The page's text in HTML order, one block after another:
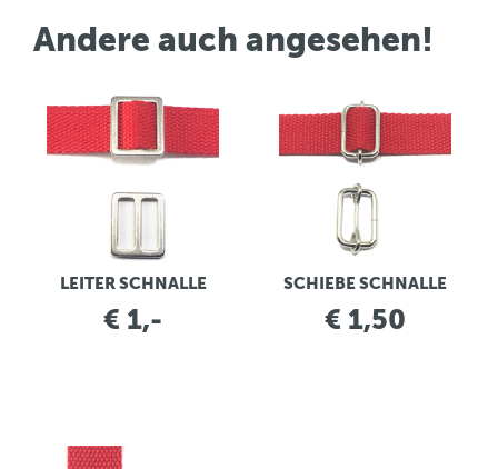
Andere auch angesehen!
LEITER SCHNALLE
€ 1,-
SCHIEBE SCHNALLE
€ 1,50